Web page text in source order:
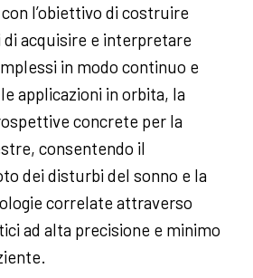
l’obiettivo di costruire
acquisire e interpretare
in modo continuo e
applicazioni in orbita, la
concrete per la
consentendo il
dei disturbi del sonno e la
correlate attraverso
ad alta precisione e minimo